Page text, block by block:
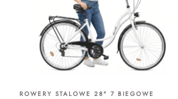
ROWERY STALOWE 28" 7 BIEGOWE